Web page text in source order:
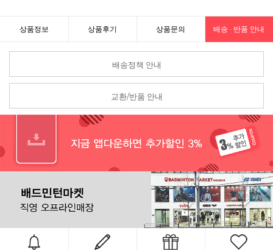
상품정보 상품후기 상품문의 배송 · 반품 안내
배송정책 안내
교환/반품 안내